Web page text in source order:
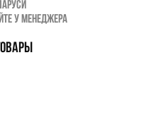
у менеджера